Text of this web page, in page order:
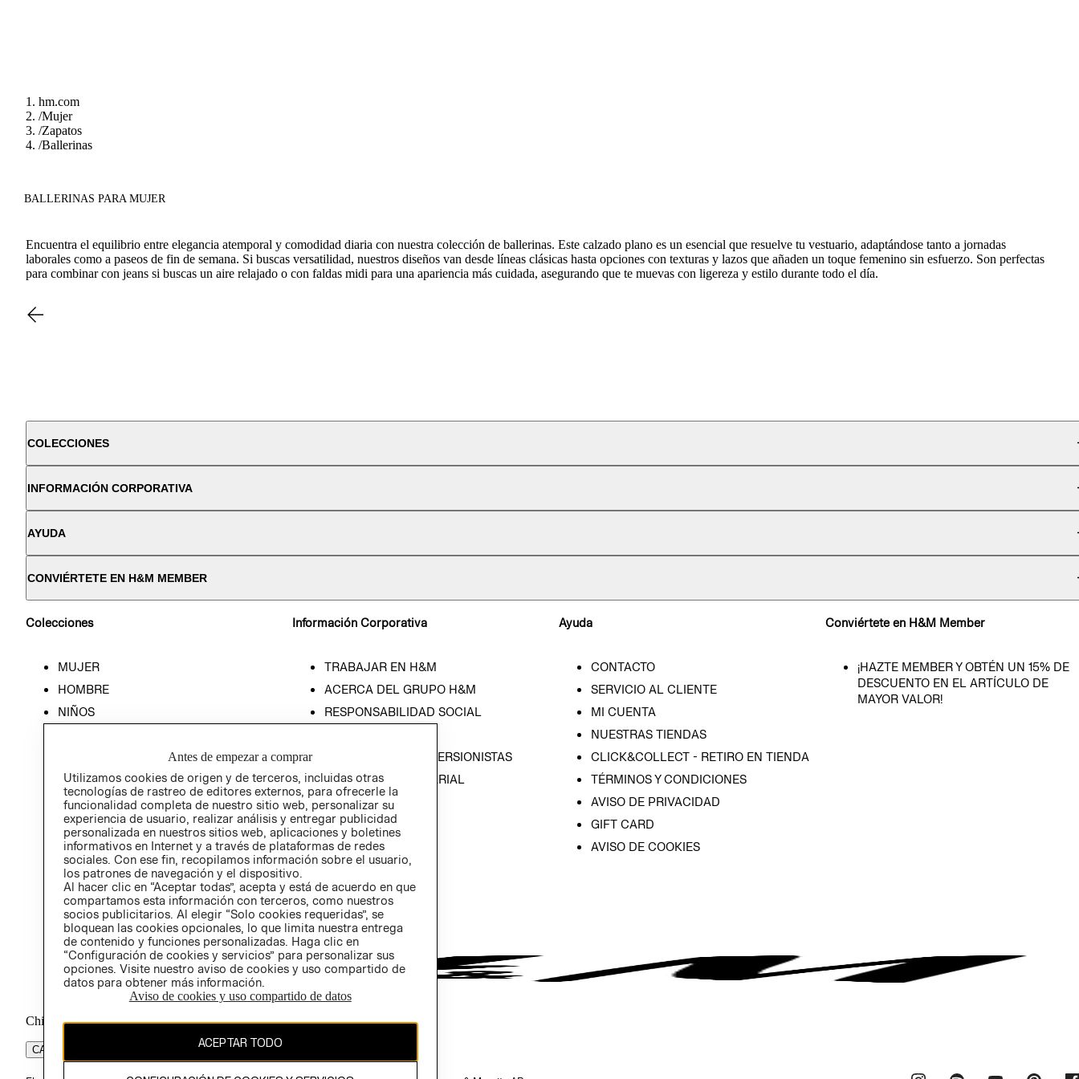
hm.com
/Mujer
/Zapatos
/Ballerinas
BALLERINAS PARA MUJER
Encuentra el equilibrio entre elegancia atemporal y comodidad diaria con nuestra colección de ballerinas. Este calzado plano es un esencial que resuelve tu vestuario, adaptándose tanto a jornadas
laborales como a paseos de fin de semana. Si buscas versatilidad, nuestros diseños van desde líneas clásicas hasta opciones con texturas y lazos que añaden un toque femenino sin esfuerzo. Son perfectas
para combinar con jeans si buscas un aire relajado o con faldas midi para una apariencia más cuidada, asegurando que te muevas con ligereza y estilo durante todo el día.
COLECCIONES
INFORMACIÓN CORPORATIVA
AYUDA
CONVIÉRTETE EN H&M MEMBER
Colecciones
MUJER
HOMBRE
NIÑOS
Información Corporativa
TRABAJAR EN H&M
ACERCA DEL GRUPO H&M
RESPONSABILIDAD SOCIAL
RELACIÓN CON INVERSIONISTAS
POLÍTICA EMPRESARIAL
Ayuda
CONTACTO
SERVICIO AL CLIENTE
MI CUENTA
NUESTRAS TIENDAS
CLICK&COLLECT - RETIRO EN TIENDA
TÉRMINOS Y CONDICIONES
AVISO DE PRIVACIDAD
GIFT CARD
AVISO DE COOKIES
Conviértete en H&M Member
¡HAZTE MEMBER Y OBTÉN UN 15% DE
DESCUENTO EN EL ARTÍCULO DE
MAYOR VALOR!
Chile ($)
CAMBIAR REGIÓN
Antes de empezar a comprar
Utilizamos cookies de origen y de terceros, incluidas otras
tecnologías de rastreo de editores externos, para ofrecerle la
funcionalidad completa de nuestro sitio web, personalizar su
experiencia de usuario, realizar análisis y entregar publicidad
personalizada en nuestros sitios web, aplicaciones y boletines
informativos en Internet y a través de plataformas de redes
sociales. Con ese fin, recopilamos información sobre el usuario,
los patrones de navegación y el dispositivo.
Al hacer clic en “Aceptar todas”, acepta y está de acuerdo en que
compartamos esta información con terceros, como nuestros
socios publicitarios. Al elegir “Solo cookies requeridas”, se
bloquean las cookies opcionales, lo que limita nuestra entrega
de contenido y funciones personalizadas. Haga clic en
“Configuración de cookies y servicios” para personalizar sus
opciones. Visite nuestro aviso de cookies y uso compartido de
datos para obtener más información.
Aviso de cookies y uso compartido de datos
ACEPTAR TODO